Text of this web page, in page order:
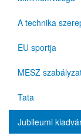
A technika
EU sportja
MESZ
Tata
Jubileumi